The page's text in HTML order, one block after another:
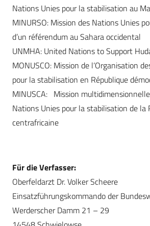
Nations Unies pour la stabilisation au
MINURSO: Mission des Nations Unies
d’un référendum au Sahara occidental
UNMHA: United Nations to Support
MONUSCO: Mission de l‘Organisation
pour la stabilisation en République
MINUSCA: Mission
Nations Unies pour la stabilisation de la
centrafri­caine
Für die Verfasser:
Oberfeldarzt Dr. Volker Scheere
Einsatzführungskommando der
Werderscher Damm 21 – 29